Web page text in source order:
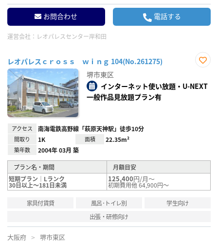
お問合わせ 電話する
運営会社： レオパレスセンター岸和田
レオパレスｃｒｏｓｓ ｗｉｎｇ 104(No.261275)
り登
録
堺市東区
インターネット使い放題・U-NEXT
一般作品見放題プラン有
アクセス 南海電鉄高野線「萩原天神駅」徒歩10分
間取り 1K 面積 22.35m²
築年数 2004年 03月 築
プラン名・期間
月額目安
短期プラン｜Lランク
30日以上～181日未満
125,400円/月～
初期費用他 64,900円～
家具付賃貸 風呂･トイレ別
学生向け
出張・研修向け
大阪府 堺市東区